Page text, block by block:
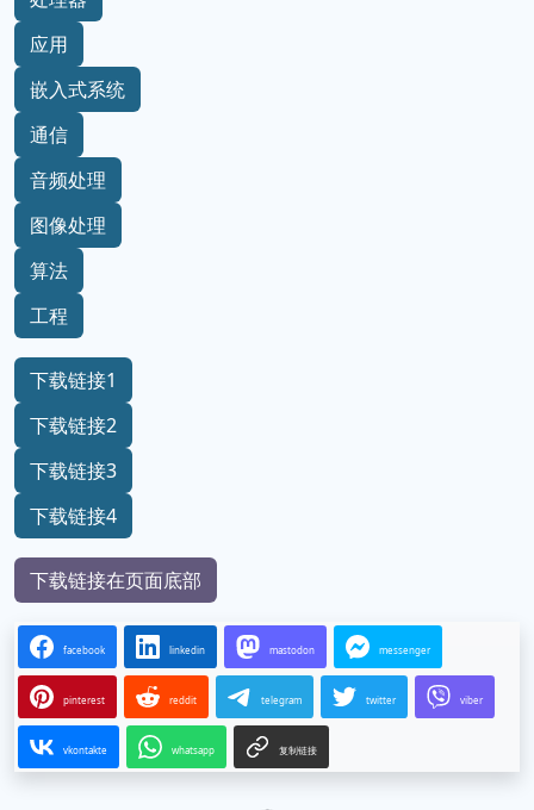
应用
嵌入式系统
通信
音频处理
图像处理
算法
工程
下载链接1
下载链接2
下载链接3
下载链接4
下载链接在页面底部
facebook linkedin mastodon messenger
pinterest reddit telegram twitter viber
vkontakte whatsapp 复制链接